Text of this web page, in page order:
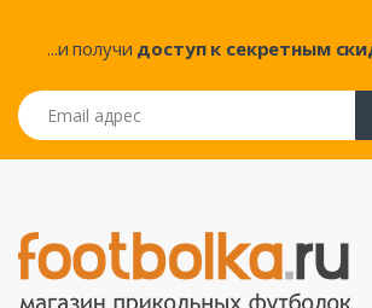
...и получи доступ к секретным
Email адрес